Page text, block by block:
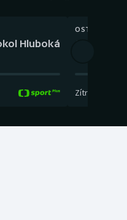
Hluboká
OSTATNÍ
Zítra